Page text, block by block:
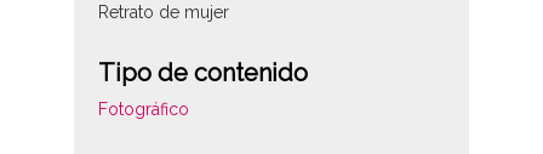
Retrato de mujer
Tipo de contenido
Fotográfico